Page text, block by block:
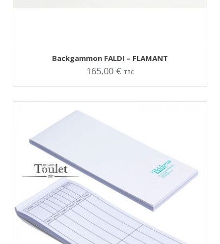
Backgammon FALDI – FLAMANT
165,00 € TTC